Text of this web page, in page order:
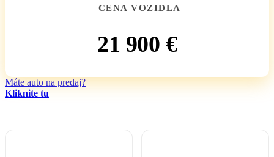
CENA VOZIDLA
21 900 €
Máte auto na predaj?
Kliknite tu